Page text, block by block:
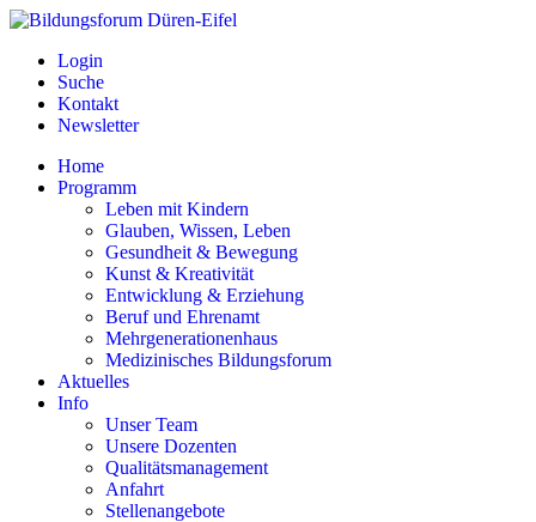
Login
Suche
Kontakt
Newsletter
Home
Programm
Leben mit Kindern
Glauben, Wissen, Leben
Gesundheit & Bewegung
Kunst & Kreativität
Entwicklung & Erziehung
Beruf und Ehrenamt
Mehrgenerationenhaus
Medizinisches Bildungsforum
Aktuelles
Info
Unser Team
Unsere Dozenten
Qualitätsmanagement
Anfahrt
Stellenangebote